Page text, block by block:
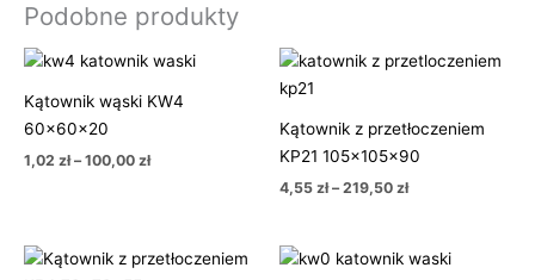
Podobne produkty
Kątownik wąski KW4
60x60x20
1,02 zł – 100,00 zł
Zakres
od
1,02 zł
Kątownik z przetłoczeniem
KP21 105x105x90
4,55 zł – 219,50 zł
Zakres
do
219,50 zł
Zakres
Zakres